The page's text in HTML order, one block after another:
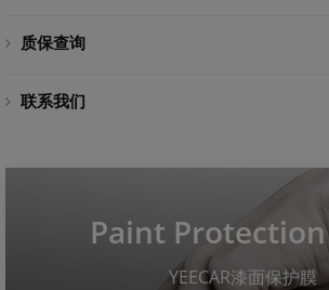
质保查询
联系我们
Paint
YEECAR漆面保护膜